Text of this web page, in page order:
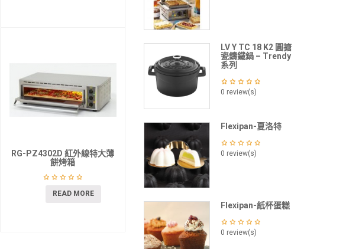
RG-PZ4302D 紅外線特大薄
餅烤箱
READ MORE
LV Y TC 18 K2 圓搪
瓷鑄鐵鍋 – Trendy
系列
0 review(s)
Flexipan-夏洛特
0 review(s)
Flexipan-紙杯蛋糕
0 review(s)